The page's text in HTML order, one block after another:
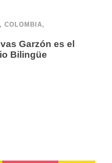
, COLOMBIA,
Garzón es el
Bilingüe